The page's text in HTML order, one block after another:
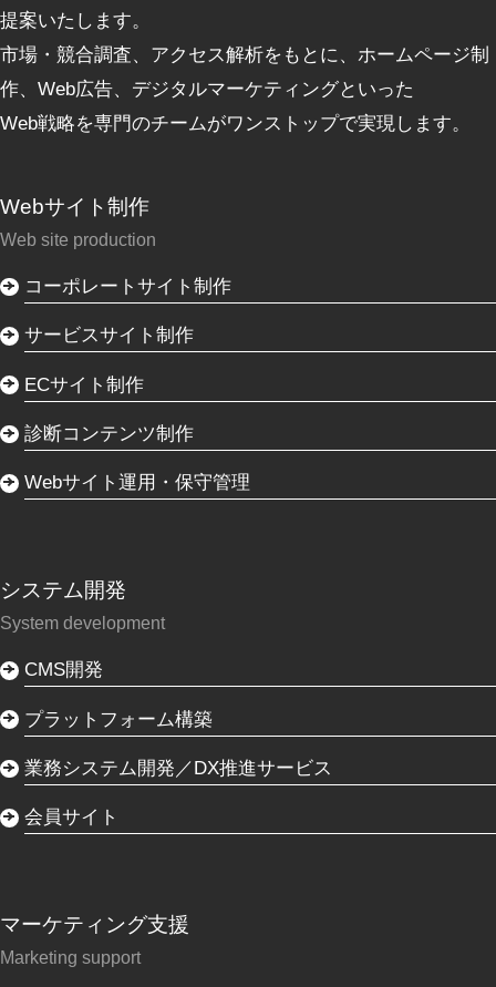
提案いたします。
市場・競合調査、アクセス解析をもとに、ホームページ制
作、Web広告、デジタルマーケティングといった
Web戦略を専門のチームがワンストップで実現します。
Webサイト制作
Web site production
コーポレートサイト制作
サービスサイト制作
ECサイト制作
診断コンテンツ制作
Webサイト運用・保守管理
システム開発
System development
CMS開発
プラットフォーム構築
業務システム開発／DX推進サービス
会員サイト
マーケティング支援
Marketing support